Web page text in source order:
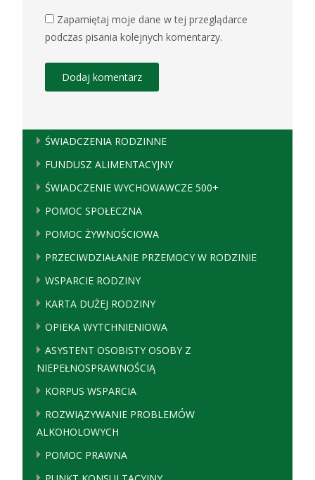
Zapamiętaj moje dane w tej przeglądarce
podczas pisania kolejnych komentarzy.
ŚWIADCZENIA RODZINNE
FUNDUSZ ALIMENTACYJNY
ŚWIADCZENIE WYCHOWAWCZE 500+
POMOC SPOŁECZNA
POMOC ŻYWNOŚCIOWA
PRZECIWDZIAŁANIE PRZEMOCY W RODZINIE
WSPARCIE RODZINY
KARTA DUŻEJ RODZINY
OPIEKA WYTCHNIENIOWA
ASYSTENT OSOBISTY OSOBY Z
NIEPEŁNOSPRAWNOŚCIĄ
KORPUS WSPARCIA
ROZWIĄZYWANIE PROBLEMÓW
ALKOHOLOWYCH
POMOC PRAWNA